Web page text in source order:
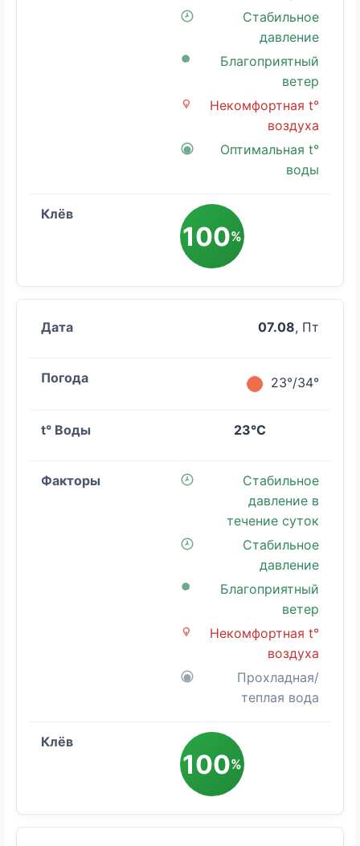
Стабильное
давление
Благоприятный
ветер
Некомфортная t°
воздуха
Оптимальная t°
воды
100%
07.08, Пт
23°/34°
23°C
Стабильное
давление в
течение суток
Стабильное
давление
Благоприятный
ветер
Некомфортная t°
воздуха
Прохладная/
теплая вода
100%